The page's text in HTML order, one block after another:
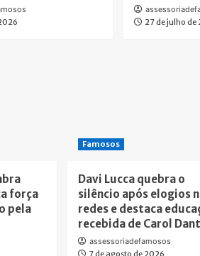
27 de julho de
força
pela
Famosos
Davi Lucca quebra o
silêncio após elogios
redes e destaca
recebida de Carol
assessoriadefamosos
7 de agosto de 2026